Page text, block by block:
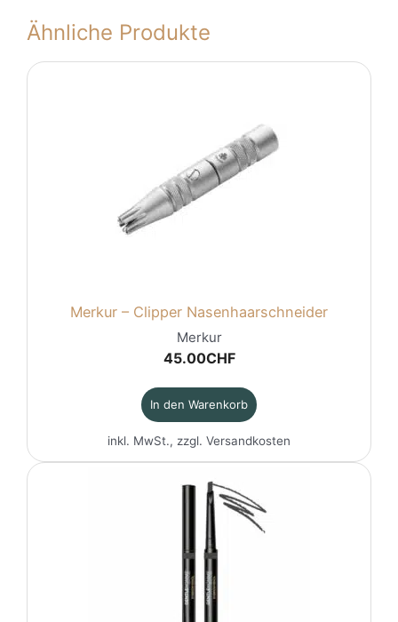
Ähnliche Produkte
Merkur – Clipper Nasenhaarschneider
Merkur
45.00CHF
In den Warenkorb
inkl. MwSt., zzgl. Versandkosten